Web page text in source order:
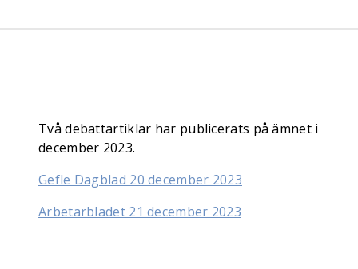
Två debattartiklar har publicerats på ämnet i
december 2023.
Gefle Dagblad 20 december 2023
Arbetarbladet 21 december 2023